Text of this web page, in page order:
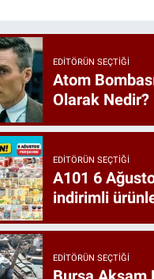
EDITÖRÜN SEÇTIĞI
Atom
Olarak Nedir?
EDITÖRÜN SEÇTIĞI
A101 6
indirimli
EDITÖRÜN SEÇTIĞI